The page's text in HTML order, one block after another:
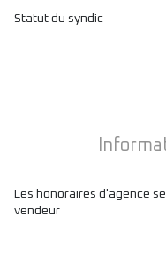
quartier MAIRIE / REINE
Statut du syndic
Les honoraires d'agence
vendeur